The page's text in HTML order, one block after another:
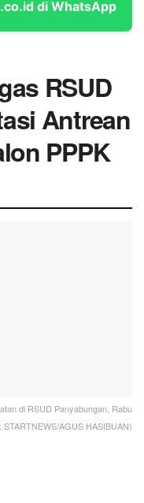
di WhatsApp
RSUD
Antrean
PPPK
di RSUD Panyabungan, Rabu
AGUS HASIBUAN)